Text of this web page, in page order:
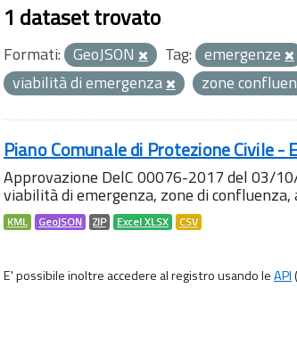
1 dataset trovato
Formati: GeoJSON Tag: emergenze
viabilità di emergenza
zone
Piano Comunale di Protezione Civile -
Approvazione DelC 00076-2017 del 03/
viabilità di emergenza, zone di
KML GeoJSON ZIP Excel XLSX CSV
E' possibile inoltre accedere al registro usando leAPI